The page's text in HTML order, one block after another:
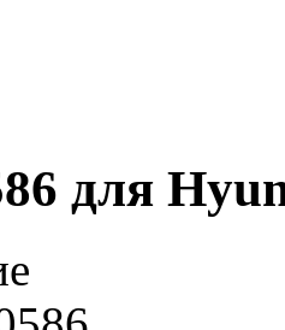
для